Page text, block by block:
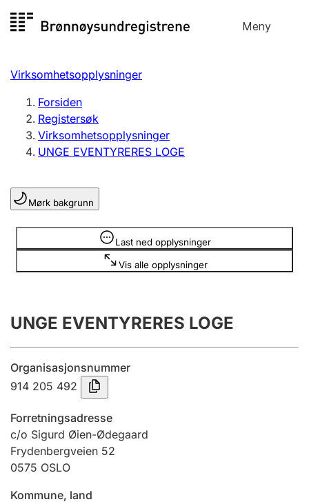
til
Meny
Registersøk
Aksjeselskap
Enkeltpersonforetak
Registrere, endre, slette
Lag og forening
Registrere, endre, slette
Årsregnskap
Innsending og forsinkelsesgebyr
Tinglysing
Jeger
Betaling og jegeravgiftskort
Virksomhetsopplysninger
Forsiden
Registersøk
Virksomhetsopplysninger
UNGE EVENTYRERES LOGE
Mørk bakgrunn
Last ned opplysninger
Vis alle opplysninger
Opplysninger er skjult
UNGE EVENTYRERES LOGE
Organisasjonsnummer
914 205 492
Forretningsadresse
c/o Sigurd Øien-Ødegaard
Frydenbergveien 52
0575 OSLO
Kommune, land